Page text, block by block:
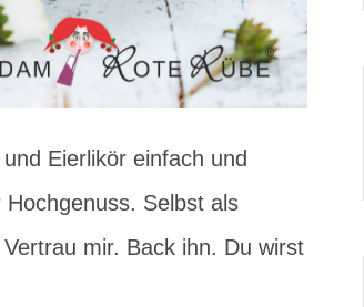
Eierlikör einfach und
Selbst als
mir. Back ihn. Du wirst